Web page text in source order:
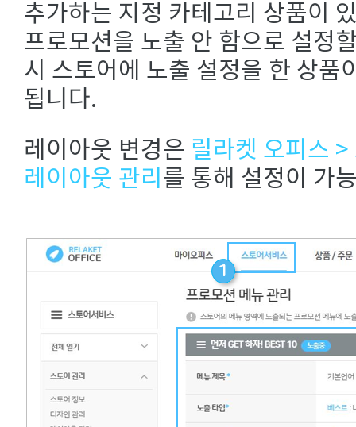
추가하는 지정 카테고리 상품이
프로모션을 노출 안 함으로 설정
시 스토어에 노출 설정을 한 상품
됩니다.
레이아웃 변경은 릴라켓 오피스
레이아웃 관리 를 통해 설정이 가